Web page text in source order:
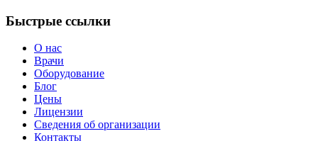
Быстрые ссылки
О нас
Врачи
Оборудование
Блог
Цены
Лицензии
Сведения об организации
Контакты